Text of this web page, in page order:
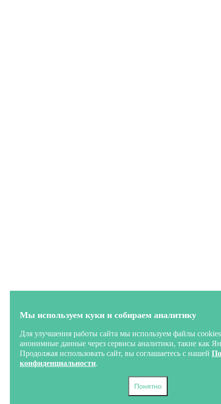
Мы используем куки и собираем аналитику
Для улучшения работы сайта мы используем файлы
анонимные данные через сервисы аналитики, такие как
Продолжая использовать сайт, вы соглашаетесь с нашей
конфиденциальности.
Понятно